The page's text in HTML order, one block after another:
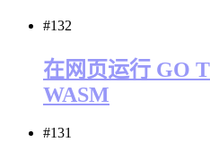
#132
在网页运行 GO
WASM
#131